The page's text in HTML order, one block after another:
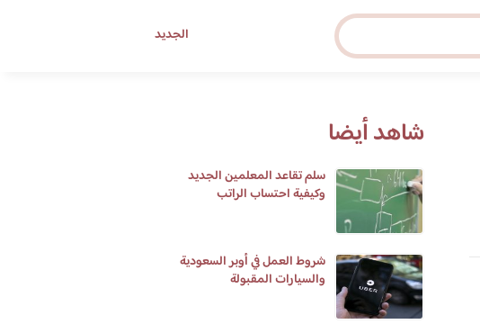
الجديد
شاهد أيضا
سلم تقاعد المعلمين الجديد
وكيفية احتساب الراتب
شروط العمل في أوبر السعودية
والسيارات المقبولة